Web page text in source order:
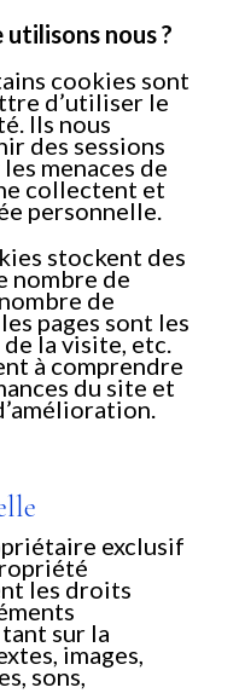
nous ?
cookies sont
d’utiliser le
Ils nous
des sessions
menaces de
collectent et
personnelle.
stockent des
nombre de
de
pages sont les
la visite, etc.
à comprendre
du site et
exclusif
les droits
sur la
images,
sons,